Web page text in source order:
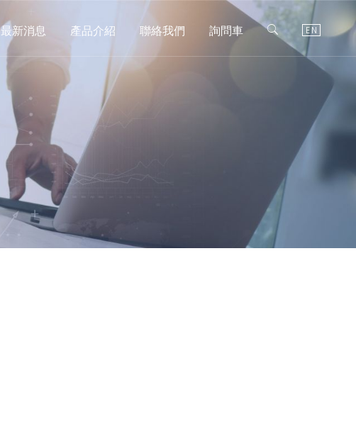
最新消息 產品介紹 聯絡我們 詢問車 EN